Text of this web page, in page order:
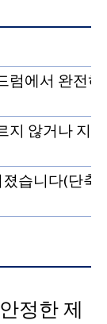
럼에서 완전히
지 않거나 지
습니다(단축
정한 제